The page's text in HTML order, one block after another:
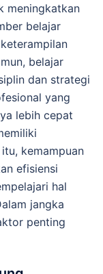
meningkatkan
belajar
belajar
dan strategi
yang
lebih cepat
kemampuan
efisiensi
hal
jangka
penting